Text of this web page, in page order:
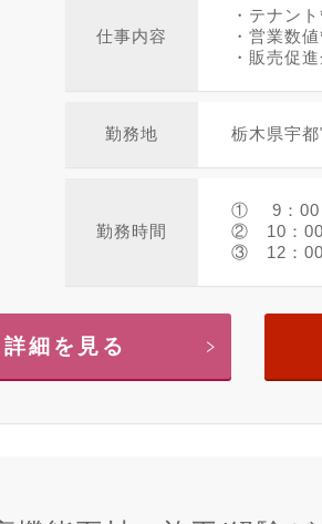
仕事内容
・テナン
・営業数
・販売促
勤務地 栃木県宇
勤務時間
① 9：00
② 10：00
③ 12：00
詳細を見る